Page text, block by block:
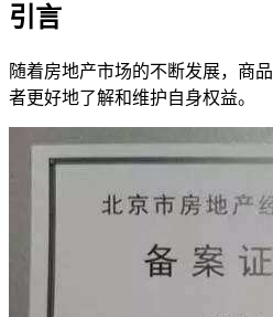
引言
随着房地产市场的不断发展，商
者更好地了解和维护自身权益。